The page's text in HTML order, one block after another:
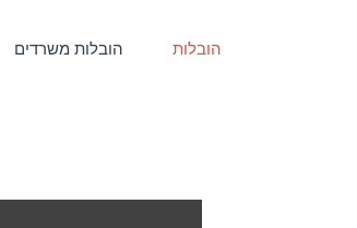
הובלות הובלות משרדים